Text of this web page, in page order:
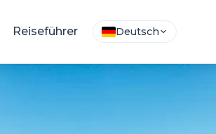
Reiseführer Deutsch